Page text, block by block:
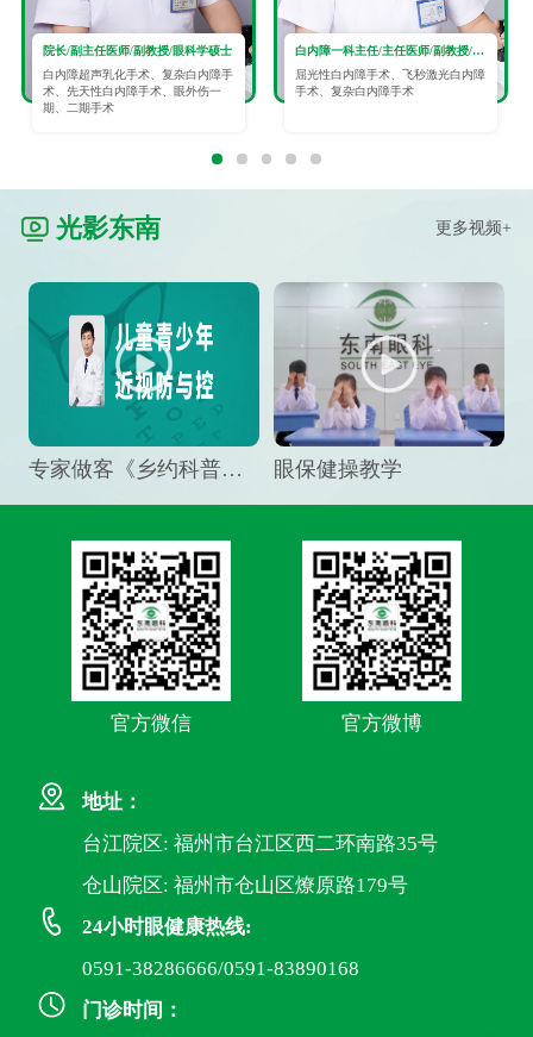
院长/副主任医师/副教授/眼科学硕士
白内障超声乳化手术、复杂白内障手
术、先天性白内障手术、眼外伤一
期、二期手术
白内障一科主任/主任医师/副教授/眼科学硕士
屈光性白内障手术、飞秒激光白内障
手术、复杂白内障手术
光影东南 更多视频+
专家做客《乡约科普》栏目，预防孩子近视竟然这么“简单” 眼保健操教学
官方微信 官方微博
地址：
台江院区: 福州市台江区西二环南路35号
仓山院区: 福州市仓山区燎原路179号
24小时眼健康热线:
0591-38286666/0591-83890168
门诊时间：